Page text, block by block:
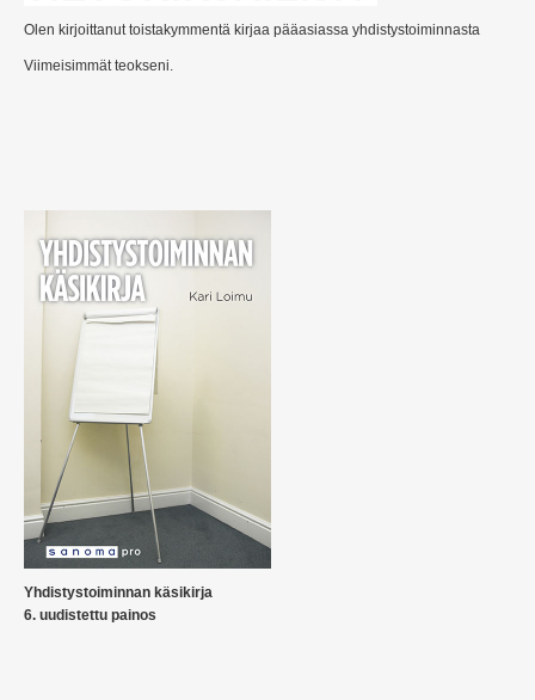
Olen kirjoittanut toistakymmentä kirjaa pääasiassa yhdistystoiminnasta
Viimeisimmät teokseni.
Yhdistystoiminnan käsikirja
6. uudistettu painos